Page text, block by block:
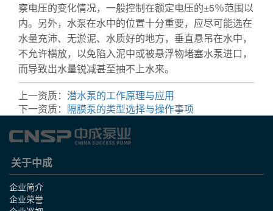
察电压的变化情况，一般控制在额定电压的±5％范围以
内。另外，水泵在水中的位置十分重要，应尽可能选在
水量充沛、无淤泥、水质好的地方，垂直悬吊在水中，
不允许横放，以免陷入泥中或被悬浮物堵塞水泵进口，
而导致出水量锐减甚至抽不上水来。
上一资质： 潜水泵的工作原理与应用
下一资质： 隔膜泵的类型选择与操作事项
关于中成
企业简介
企业荣誉